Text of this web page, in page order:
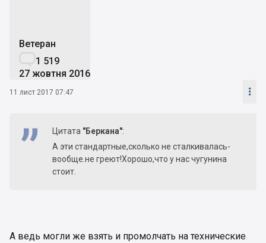
Ветеран
1 519
27 жовтня 2016
11 лист 2017 07:47 
Цитата "Беркана":
А эти стандартные,сколько не сталкивалась-
вообще.не греют!Хорошо,что у нас чугунина
стоит.
А ведь могли же взять и промолчать на технические